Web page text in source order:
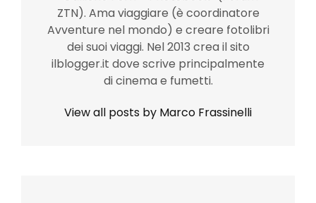
ZTN). Ama viaggiare (è coordinatore
Avventure nel mondo) e creare fotolibri
dei suoi viaggi. Nel 2013 crea il sito
ilblogger.it dove scrive principalmente
di cinema e fumetti.
View all posts by Marco Frassinelli